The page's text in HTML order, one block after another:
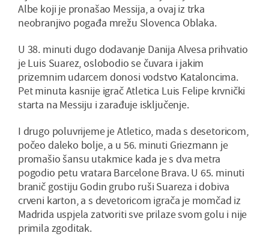
Albe koji je pronašao Messija, a ovaj iz trka
neobranjivo pogađa mrežu Slovenca Oblaka.
U 38. minuti dugo dodavanje Danija Alvesa prihvatio
je Luis Suarez, oslobodio se čuvara i jakim
prizemnim udarcem donosi vodstvo Kataloncima.
Pet minuta kasnije igrač Atletica Luis Felipe krvnički
starta na Messiju i zarađuje isključenje.
I drugo poluvrijeme je Atletico, mada s desetoricom,
počeo daleko bolje, a u 56. minuti Griezmann je
promašio šansu utakmice kada je s dva metra
pogodio petu vratara Barcelone Brava. U 65. minuti
branič gostiju Godin grubo ruši Suareza i dobiva
crveni karton, a s devetoricom igrača je momčad iz
Madrida uspjela zatvoriti sve prilaze svom golu i nije
primila zgoditak.